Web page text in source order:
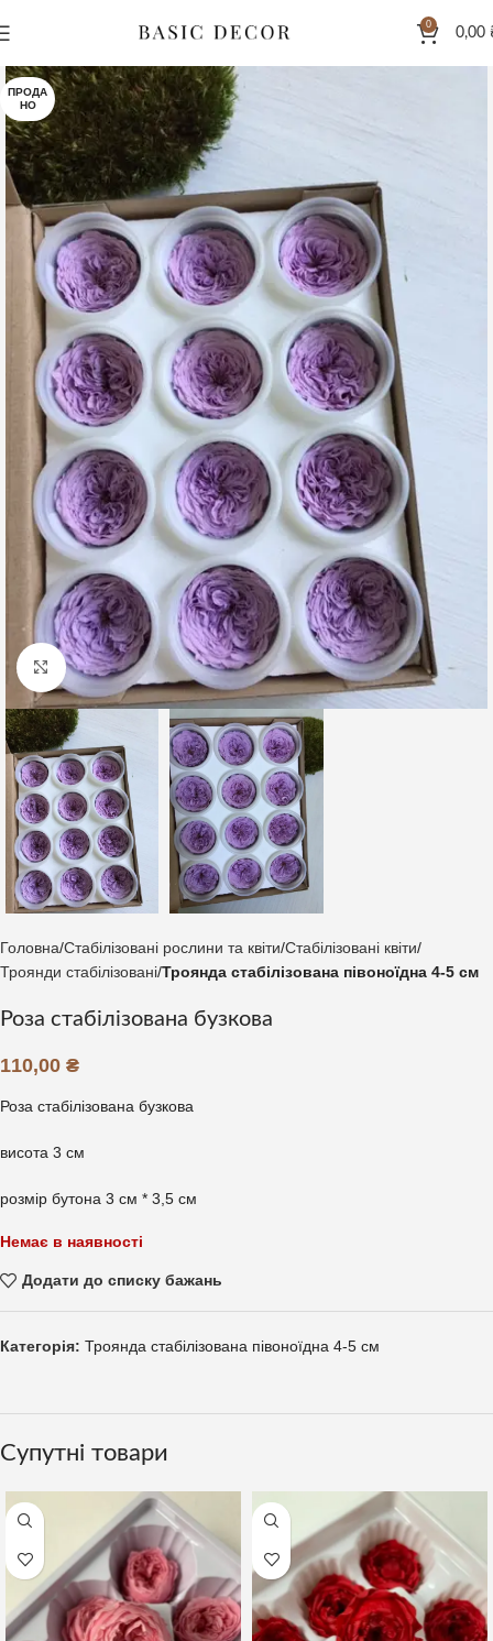
0
0,00
ПРОДА
НО
Клацніть, щоб збільшити
Головна Стабілізовані рослини та квіти Стабілізовані квіти
Троянди стабілізовані Троянда стабілізована півоноїдна 4-5 см
Роза стабілізована бузкова
110,00 ₴
Роза стабілізована бузкова
висота 3 см
розмір бутона 3 см * 3,5 см
Немає в наявності
Додати до списку бажань
Категорія: Троянда стабілізована півоноїдна 4-5 см
Супутні товари